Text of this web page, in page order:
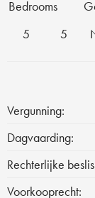
5 5
Vergunning:
Dagvaarding:
Rechterlijke
Voorkooprecht: